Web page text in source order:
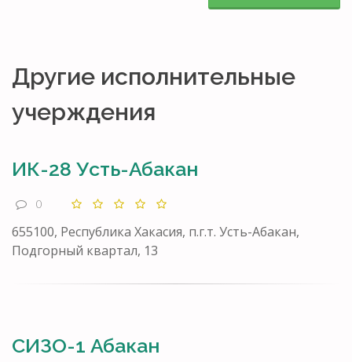
Другие исполнительные
учерждения
ИК-28 Усть-Абакан
0
655100, Республика Хакасия, п.г.т. Усть-Абакан,
Подгорный квартал, 13
СИЗО-1 Абакан